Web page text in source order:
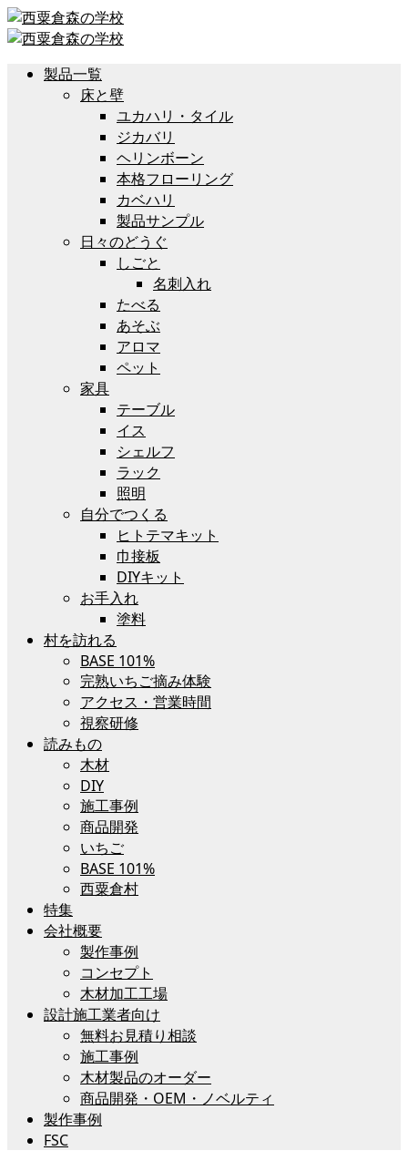
製品一覧
床と壁
ユカハリ・タイル
ジカバリ
ヘリンボーン
本格フローリング
カベハリ
製品サンプル
日々のどうぐ
しごと
名刺入れ
たべる
あそぶ
アロマ
ペット
家具
テーブル
イス
シェルフ
ラック
照明
自分でつくる
ヒトテマキット
巾接板
DIYキット
お手入れ
塗料
村を訪れる
BASE 101%
完熟いちご摘み体験
アクセス・営業時間
視察研修
読みもの
木材
DIY
施工事例
商品開発
いちご
BASE 101%
西粟倉村
特集
会社概要
製作事例
コンセプト
木材加工工場
設計施工業者向け
無料お見積り相談
施工事例
木材製品のオーダー
商品開発・OEM・ノベルティ
製作事例
FSC